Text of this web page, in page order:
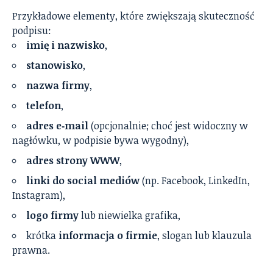
Przykładowe elementy, które zwiększają skuteczność
podpisu:
imię i nazwisko,
stanowisko,
nazwa firmy,
telefon,
adres e‑mail(opcjonalnie; choć jest widoczny w
nagłówku, w podpisie bywa wygodny),
adres strony WWW,
linki do social mediów(np. Facebook, LinkedIn,
Instagram),
logo firmylub niewielka grafika,
krótka informacja o firmie, slogan lub klauzula
prawna.